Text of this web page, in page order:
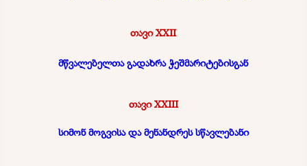
თავი XXII
მწვალებელთა გადახრა ჭეშმარიტებისგან
თავი XXIII
სიმონ მოგვისა და მენანდრეს სწავლებანი